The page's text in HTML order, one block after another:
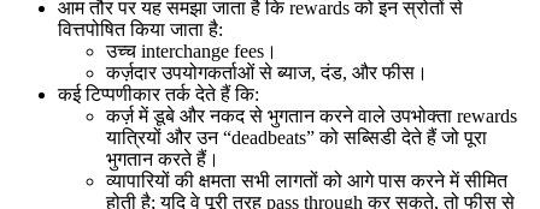
आम तौर पर यह समझा जाता है कि rewards को इन स्रोतों से
वित्तपोषित किया जाता है:
उच्च interchange fees।
कर्ज़दार उपयोगकर्ताओं से ब्याज, दंड, और फीस।
कई टिप्पणीकार तर्क देते हैं कि:
कर्ज़ में डूबे और नकद से भुगतान करने वाले उपभोक्ता rewards
यात्रियों और उन “deadbeats” को सब्सिडी देते हैं जो पूरा
भुगतान करते हैं।
व्यापारियों की क्षमता सभी लागतों को आगे पास करने में सीमित
होती है; यदि वे पूरी तरह pass through कर सकते, तो फीस से